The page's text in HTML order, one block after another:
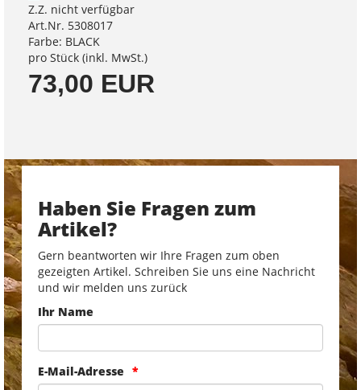
Z.Z. nicht verfügbar
Art.Nr. 5308017
Farbe: BLACK
pro Stück (inkl. MwSt.)
73,00 EUR
Haben Sie Fragen zum
Artikel?
Gern beantworten wir Ihre Fragen zum oben
gezeigten Artikel. Schreiben Sie uns eine Nachricht
und wir melden uns zurück
Ihr Name
E-Mail-Adresse